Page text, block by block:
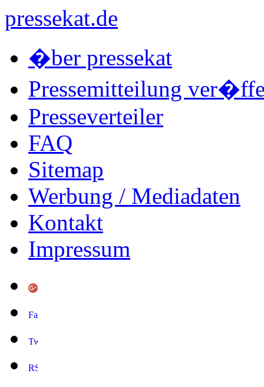
pressekat.de
�ber pressekat
Pressemitteilung
Presseverteiler
FAQ
Sitemap
Werbung / Mediadaten
Kontakt
Impressum